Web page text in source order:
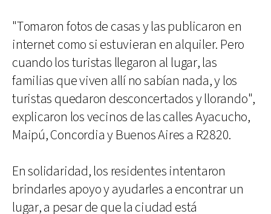
"Tomaron fotos de casas y las publicaron en
internet como si estuvieran en alquiler. Pero
cuando los turistas llegaron al lugar, las
familias que viven allí no sabían nada, y los
turistas quedaron desconcertados y llorando",
explicaron los vecinos de las calles Ayacucho,
Maipú, Concordia y Buenos Aires a R2820.
En solidaridad, los residentes intentaron
brindarles apoyo y ayudarles a encontrar un
lugar, a pesar de que la ciudad está